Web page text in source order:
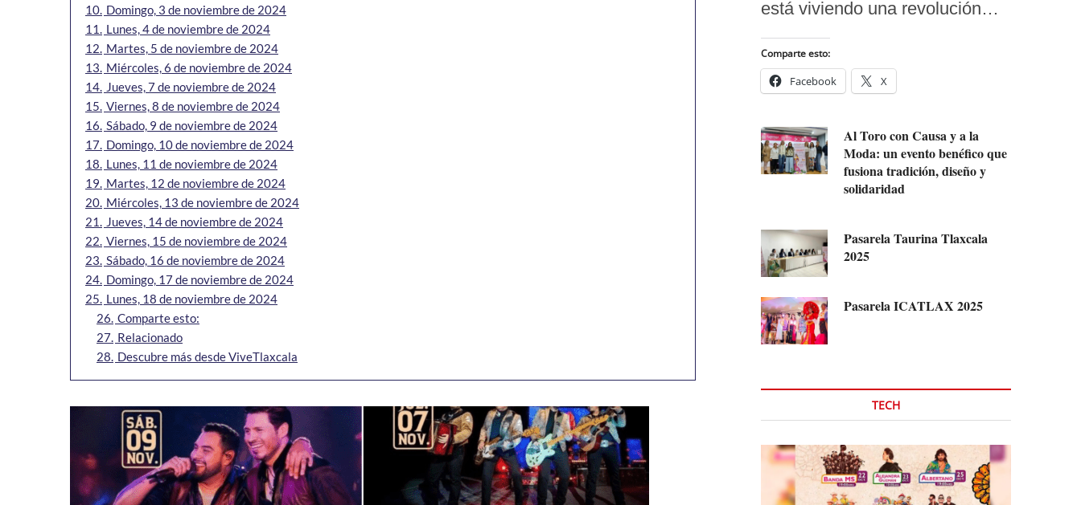
10. Domingo, 3 de noviembre de 2024
11. Lunes, 4 de noviembre de 2024
12. Martes, 5 de noviembre de 2024
13. Miércoles, 6 de noviembre de 2024
14. Jueves, 7 de noviembre de 2024
15. Viernes, 8 de noviembre de 2024
16. Sábado, 9 de noviembre de 2024
17. Domingo, 10 de noviembre de 2024
18. Lunes, 11 de noviembre de 2024
19. Martes, 12 de noviembre de 2024
20. Miércoles, 13 de noviembre de 2024
21. Jueves, 14 de noviembre de 2024
22. Viernes, 15 de noviembre de 2024
23. Sábado, 16 de noviembre de 2024
24. Domingo, 17 de noviembre de 2024
25. Lunes, 18 de noviembre de 2024
26. Comparte esto:
27. Relacionado
28. Descubre más desde ViveTlaxcala
está viviendo una revolución…
Comparte esto:
Facebook X
Al Toro con Causa y a la
Moda: un evento benéfico que
fusiona tradición, diseño y
solidaridad
Pasarela Taurina Tlaxcala
2025
Pasarela ICATLAX 2025
TECH